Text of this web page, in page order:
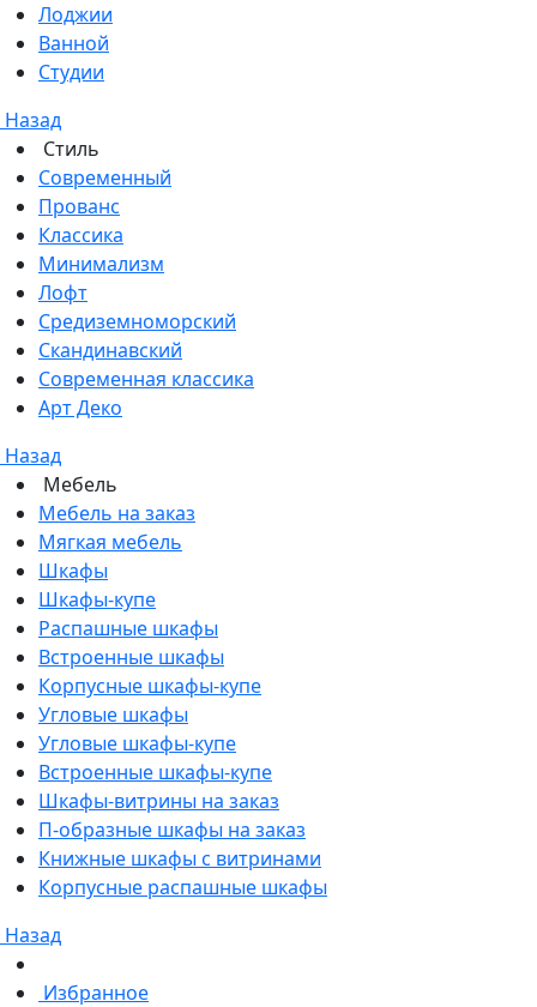
Лоджии
Ванной
Студии
Назад
Стиль
Современный
Прованс
Классика
Минимализм
Лофт
Средиземноморский
Скандинавский
Современная классика
Арт Деко
Назад
Мебель
Мебель на заказ
Мягкая мебель
Шкафы
Шкафы-купе
Распашные шкафы
Встроенные шкафы
Корпусные шкафы-купе
Угловые шкафы
Угловые шкафы-купе
Встроенные шкафы-купе
Шкафы-витрины на заказ
П-образные шкафы на заказ
Книжные шкафы с витринами
Корпусные распашные шкафы
Назад
Избранное